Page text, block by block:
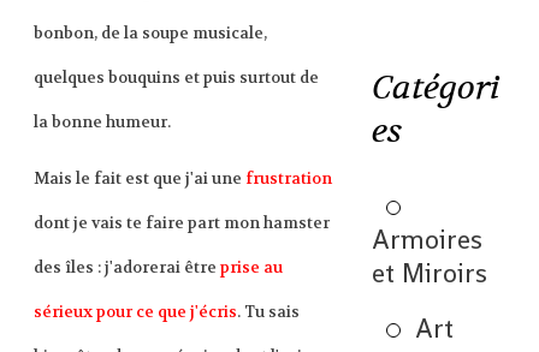
bonbon, de la soupe musicale,
quelques bouquins et puis surtout de
la bonne humeur.
Mais le fait est que j'ai une frustration
dont je vais te faire part mon hamster
des îles : j'adorerai être prise au
sérieux pour ce que j'écris. Tu sais
Catégori
es
Armoires
et Miroirs
Art